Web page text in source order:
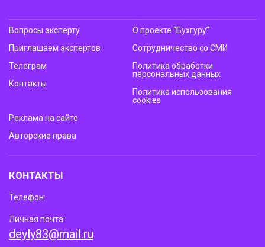
Вопросы эксперту
Приглашаем экспертов
Телеграм
Контакты
О проекте “Бухгуру”
Сотрудничество со СМИ
Политика обработки
персональных данных
Политика использования
cookies
Реклама на сайте
Авторские права
КОНТАКТЫ
Телефон:
Личная почта:
deyly83@mail.ru